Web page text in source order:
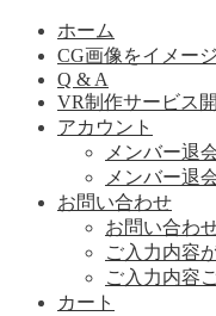
ホーム
CG画像をイメー
Q & A
VR制作サービス
アカウント
メンバー退
メンバー退
お問い合わせ
お問い合わ
ご入力内容
ご入力内容
カート